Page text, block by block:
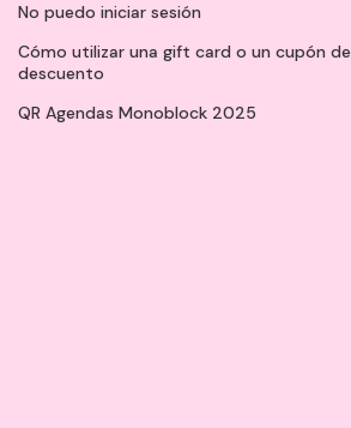
No puedo iniciar sesión
Cómo utilizar una gift card o un cupón de
descuento
QR Agendas Monoblock 2025